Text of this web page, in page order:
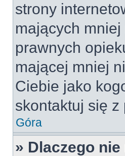
strony
mających
prawnych
mającej mniej
Ciebie jako
skontaktuj się z
Góra
» Dlaczego